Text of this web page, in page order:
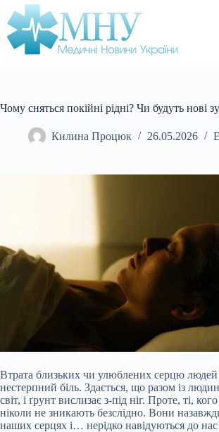
Перейти
до
вмісту
Чому сняться покійні рідні? Чи будуть нові
Килина Процюк 26.05.2026
Втрата близьких чи улюблених серцю
нестерпний біль. Здається, що разом із
світ, і ґрунт вислизає з-під ніг. Проте, ті,
ніколи не зникають безслідно. Вони
наших серцях і… нерідко навідуються до